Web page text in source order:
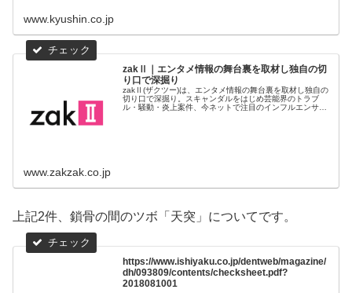
www.kyushin.co.jp
zakⅡ｜エンタメ情報の舞台裏を取材し独自の切
り口で深掘り
zakⅡ(ザクツー)は、エンタメ情報の舞台裏を取材し独自の
切り口で深掘り。スキャンダルをはじめ芸能界のトラブ
ル・騒動・炎上案件、今ネットで注目のインフルエンサ
www.zakzak.co.jp
上記2件、鎖骨の間のツボ「天突」についてです。
https://www.ishiyaku.co.jp/dentweb/magazine/
dh/093809/contents/checksheet.pdf?
2018081001